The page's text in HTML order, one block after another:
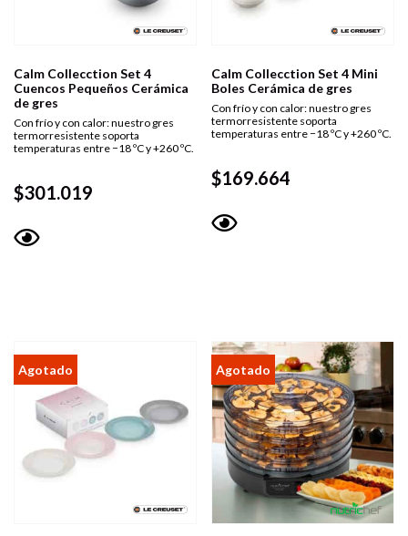
Calm Collecction Set 4
Cuencos Pequeños Cerámica
de gres
Con frío y con calor: nuestro gres
termorresistente soporta
temperaturas entre −18 ºC y +260 ºC.
$301.019
Calm Collecction Set 4 Mini
Boles Cerámica de gres
Con frío y con calor: nuestro gres
termorresistente soporta
temperaturas entre −18 ºC y +260 ºC.
$169.664